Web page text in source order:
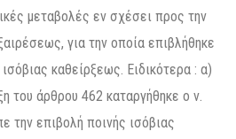
μεταβολές εν σχέσει προς την
για την οποία επιβλήθηκε
καθείρξεως. Ειδικότερα : α)
του άρθρου 462 καταργήθηκε ο ν.
επιβολή ποινής ισόβιας